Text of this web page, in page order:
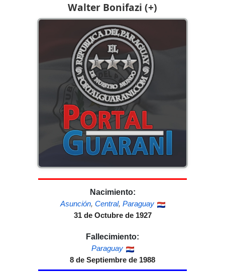
Walter Bonifazi (+)
Nacimiento:
Asunción, Central, Paraguay
31 de Octubre de 1927
Fallecimiento:
Paraguay
8 de Septiembre de 1988